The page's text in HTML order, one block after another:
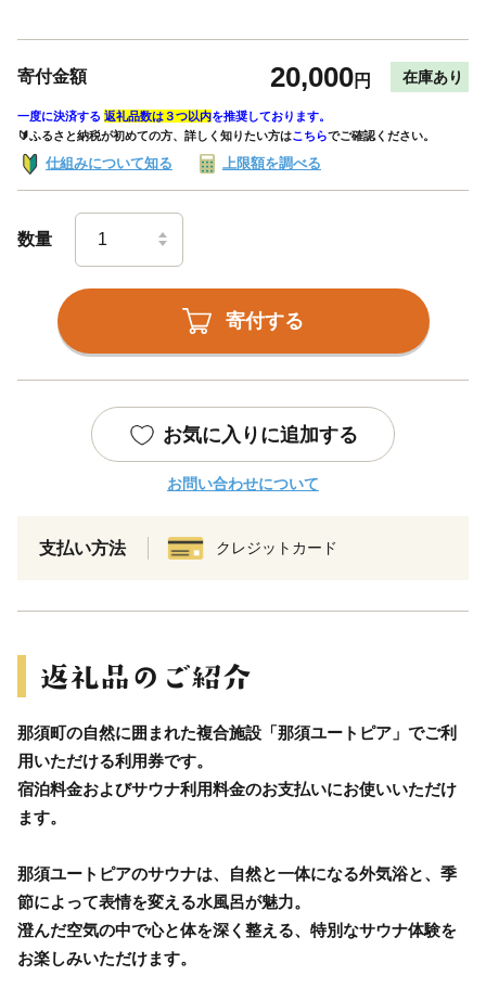
寄付金額 20,000円 在庫あり
一度に決済する 返礼品数は３つ以内を推奨しております。
🔰ふるさと納税が初めての方、詳しく知りたい方はこちらでご確認ください。
仕組みについて知る 上限額を調べる
数量
寄付する
お気に入りに追加する
お問い合わせについて
支払い方法 クレジットカード
那須町の自然に囲まれた複合施設「那須ユートピア」でご利
用いただける利用券です。
宿泊料金およびサウナ利用料金のお支払いにお使いいただけ
ます。
那須ユートピアのサウナは、自然と一体になる外気浴と、季
節によって表情を変える水風呂が魅力。
澄んだ空気の中で心と体を深く整える、特別なサウナ体験を
お楽しみいただけます。